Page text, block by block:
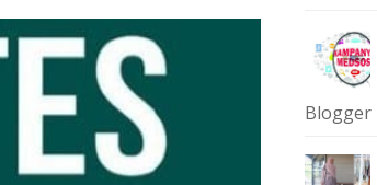
Blogger